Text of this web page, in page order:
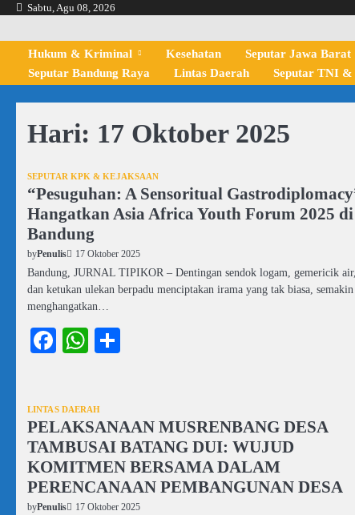
Skip
content
Sabtu, Agu 08, 2026
Hukum & Kriminal Kesehatan Seputar Jawa Barat
Seputar Bandung Raya
Lintas Daerah Seputar TNI
Hari: 17 Oktober 2025
SEPUTAR KPK & KEJAKSAAN
“Pesuguhan: A Sensoritual
Hangatkan Asia Africa Youth Forum 2025 di
Bandung
byPenulis 17 Oktober 2025
Bandung, JURNAL TIPIKOR – Dentingan sendok logam, gemericik air,
dan ketukan ulekan berpadu menciptakan irama yang tak biasa, semakin
menghangatkan…
Facebook
WhatsApp
LINTAS DAERAH
PELAKSANAAN MUSRENBANG DESA
TAMBUSAI BATANG DUI: WUJUD
KOMITMEN BERSAMA DALAM
PERENCANAAN PEMBANGUNAN DESA
byPenulis 17 Oktober 2025